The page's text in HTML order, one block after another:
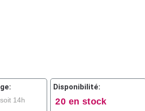
14h
Disponibilité:
20 en stock